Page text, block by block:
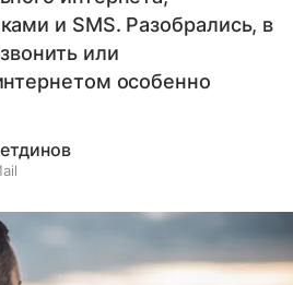
и SMS. Разобрались, в
или
особенно